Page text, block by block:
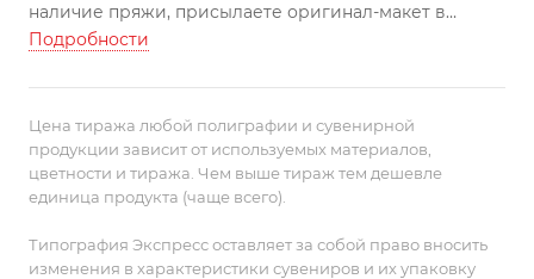
наличие пряжи, присылаете оригинал-макет в
векторном формате.
утверждаем созданный программой рисунок в
петлях и вяжем тираж.3. Принимаем готовый заказ
на склад, проверяем, упаковываем и передаем в
доставку. С 10 января по 30 сентября включительно
вы можете заказать изготовление сигнального
Подробности
Цена тиража любой полиграфии и сувенирной
продукции зависит от используемых материалов,
цветности и тиража. Чем выше тираж тем дешевле
единица продукта (чаще всего).
Типография Экспресс оставляет за собой право вносить
изменения в характеристики сувениров и их упаковку